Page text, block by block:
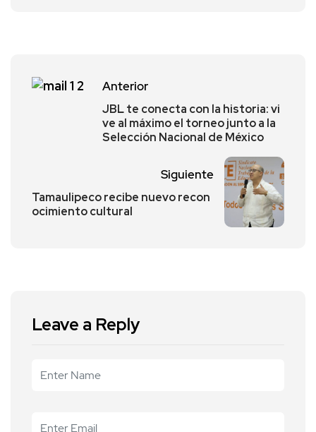
Anterior
JBL te conecta con la historia: vi
ve al máximo el torneo junto a la
Selección Nacional de México
Siguiente
Tamaulipeco recibe nuevo recon
ocimiento cultural
Leave a Reply